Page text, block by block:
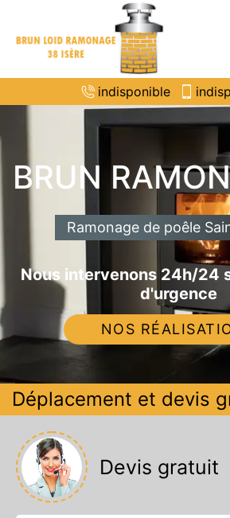
indisponible
BRUN
Ramonage de poêle
Nous intervenons 24h/24
d'urgence
NOS
Déplacement et devis
Devis gratuit